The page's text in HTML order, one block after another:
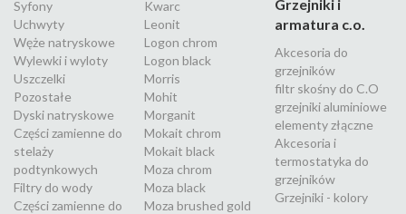
Syfony
Uchwyty
Węże natryskowe
Wylewki i wyloty
Uszczelki
Pozostałe
Dyski natryskowe
Części zamienne do
stelaży
podtynkowych
Filtry do wody
Części zamienne do
Kwarc
Leonit
Logon chrom
Logon black
Morris
Mohit
Morganit
Mokait chrom
Mokait black
Moza chrom
Moza black
Moza brushed gold
Grzejniki i
armatura c.o.
Akcesoria do
grzejników
filtr skośny do C.O
grzejniki aluminiowe
elementy złączne
Akcesoria i
termostatyka do
grzejników
Grzejniki - kolory